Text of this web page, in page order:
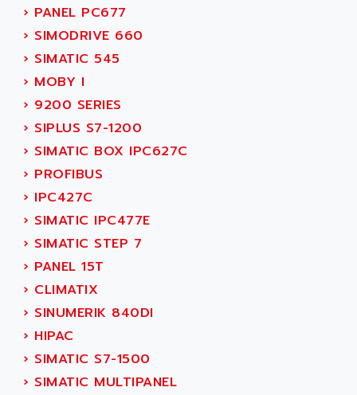
650 SERIE
ALPHA SVM
FRENIC
RAC
PUSH BUTTON PANEL
VT170
MENTOR II
EEA
CD1-K
SIMATIC MONITOR PANEL
ACS
LCD
SBS
ABS
PS316
RPX
PB100
ALPS
ALPSITEC
ALR
ALRITMA M
ALRO
ALSPA
ALSTEF
ALSTHOM
ALSTHOM ATLANTIQUE
ALSTHOM PARVEX
ALSTOM
ALTECH
ALTER
ALTIVAR
ALTRAC AG
ALTRONICS
ALTRONIX
› PANEL PC677
› SIMODRIVE 660
› SIMATIC 545
› MOBY I
› 9200 SERIES
› SIPLUS S7-1200
› SIMATIC BOX IPC627C
› PROFIBUS
› IPC427C
› SIMATIC IPC477E
› SIMATIC STEP 7
› PANEL 15T
› CLIMATIX
› SINUMERIK 840DI
› HIPAC
› SIMATIC S7-1500
› SIMATIC MULTIPANEL